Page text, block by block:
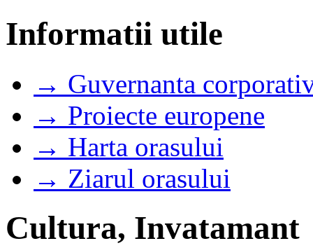
Informatii utile
→ Guvernanta
→ Proiecte europene
→ Harta orasului
→ Ziarul orasului
Cultura, Invatamant